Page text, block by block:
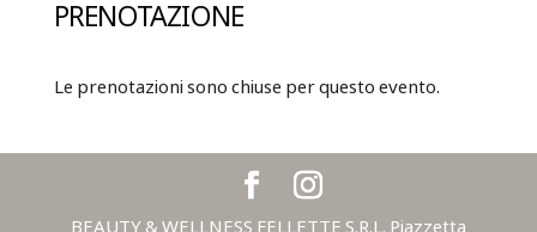
PRENOTAZIONE
Le prenotazioni sono chiuse per questo evento.